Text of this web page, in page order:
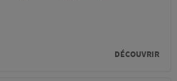
DÉCOUVRIR